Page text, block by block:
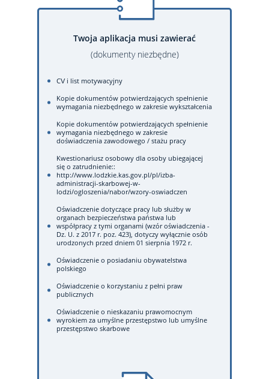
Twoja aplikacja musi zawierać
(dokumenty niezbędne)
CV i list motywacyjny
Kopie dokumentów potwierdzających spełnienie
wymagania niezbędnego w zakresie wykształcenia
Kopie dokumentów potwierdzających spełnienie
wymagania niezbędnego w zakresie
doświadczenia zawodowego / stażu pracy
Kwestionariusz osobowy dla osoby ubiegającej
się o zatrudnienie::
http://www.lodzkie.kas.gov.pl/pl/izba-
administracji-skarbowej-w-
lodzi/ogloszenia/nabor/wzory-oswiadczen
Oświadczenie dotyczące pracy lub służby w
organach bezpieczeństwa państwa lub
współpracy z tymi organami (wzór oświadczenia -
Dz. U. z 2017 r. poz. 423), dotyczy wyłącznie osób
urodzonych przed dniem 01 sierpnia 1972 r.
Oświadczenie o posiadaniu obywatelstwa
polskiego
Oświadczenie o korzystaniu z pełni praw
publicznych
Oświadczenie o nieskazaniu prawomocnym
wyrokiem za umyślne przestępstwo lub umyślne
przestępstwo skarbowe